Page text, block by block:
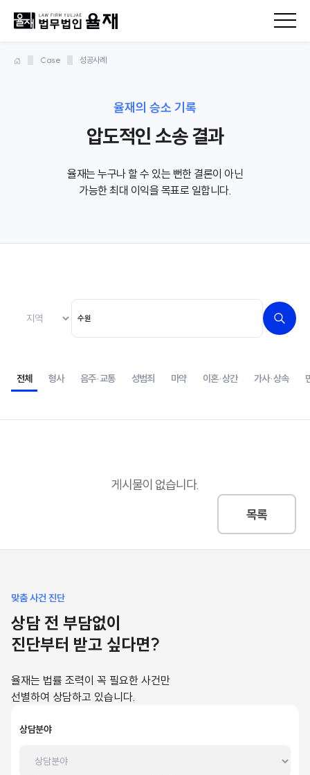
율재의 승소 기록
압도적인 소송 결과
율재는 누구나 할 수 있는 뻔한 결론이 아닌
가능한 최대 이익을 목표로 일합니다.
Case 성공사례
전체 형사 음주·교통 성범죄 마약 이혼·상간 가사·상속
게시물이 없습니다.
목록
맞춤 사건 진단
상담 전 부담없이
진단부터 받고 싶다면?
율재는 법률 조력이 꼭 필요한 사건만
선별하여 상담하고 있습니다.
상담분야